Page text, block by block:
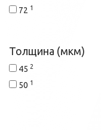
72 1
Толщина (мкм)
45 2
50 1